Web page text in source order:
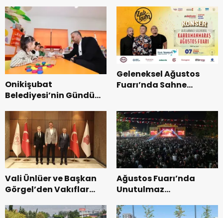
Onikişubat
Belediyesi’nin Gündüz
dönemin ön kayıtları
başladı.
Geleneksel Ağustos
Fuarı’nda Sahne
Vali Ünlüer ve Başkan
Görgel’den Vakıflar
ziyaret.
Ağustos Fuarı’nda
Unutulmaz